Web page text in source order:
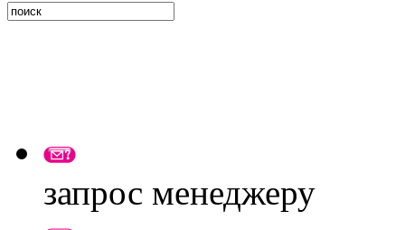
запрос менеджеру